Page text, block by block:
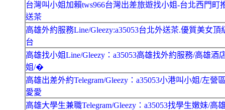
台灣叫小姐加賴tws966台灣出差旅遊找小姐-台北西門町
送茶
高雄外約服務Line/Gleezy:a35053台北外送茶.優質美女頂
台
高雄找小姐Line/Gleezy：a35053高雄找外約服務/高雄酒
姐/�
高雄出差外約Telegram/Gleezy：a35053小港叫小姐/左營
愛愛
高雄大學生兼職Telegram/Gleezy：a35053找學生嫩妹/高